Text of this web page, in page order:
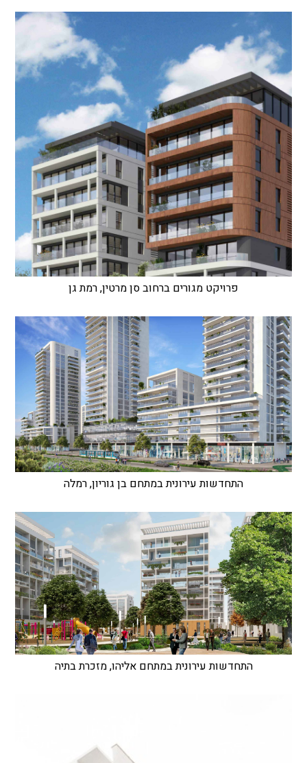
פרויקט מגורים ברחוב סן מרטין, רמת גן
התחדשות עירונית במתחם בן גוריון, רמלה
התחדשות עירונית במתחם אליהו, מזכרת בתיה